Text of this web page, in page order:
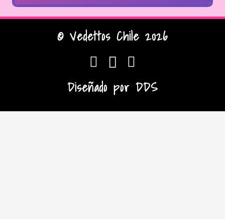
© Vedettos Chile 2026
Diseñado por DDS